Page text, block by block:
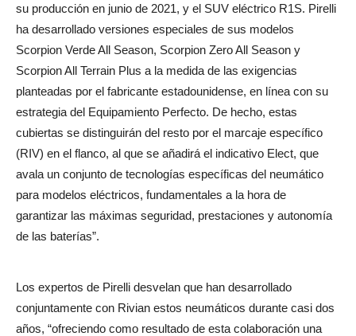
su producción en junio de 2021, y el SUV eléctrico R1S. Pirelli
ha desarrollado versiones especiales de sus modelos
Scorpion Verde All Season, Scorpion Zero All Season y
Scorpion All Terrain Plus a la medida de las exigencias
planteadas por el fabricante estadounidense, en línea con su
estrategia del Equipamiento Perfecto. De hecho, estas
cubiertas se distinguirán del resto por el marcaje específico
(RIV) en el flanco, al que se añadirá el indicativo Elect, que
avala un conjunto de tecnologías específicas del neumático
para modelos eléctricos, fundamentales a la hora de
garantizar las máximas seguridad, prestaciones y autonomía
de las baterías”.
Los expertos de Pirelli desvelan que han desarrollado
conjuntamente con Rivian estos neumáticos durante casi dos
años, “ofreciendo como resultado de esta colaboración una